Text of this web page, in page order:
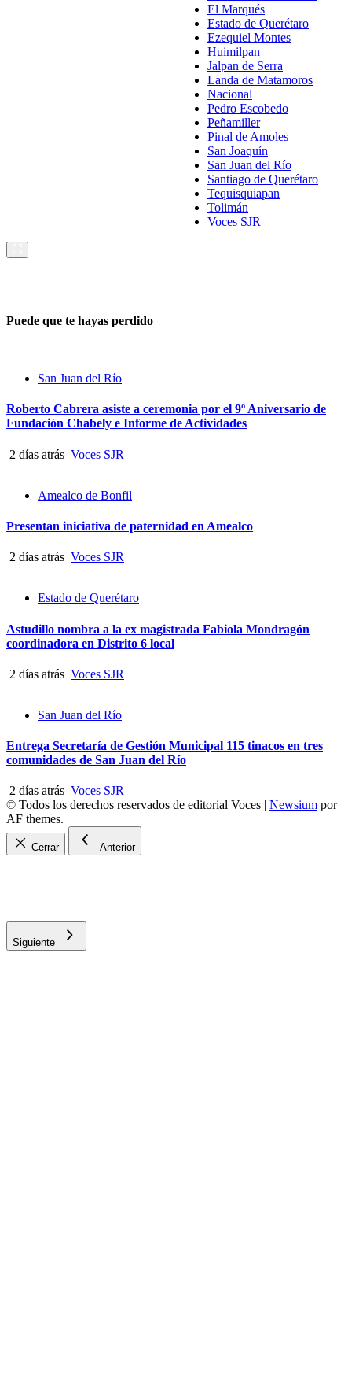
El Marqués
Estado de Querétaro
Ezequiel Montes
Huimilpan
Jalpan de Serra
Landa de Matamoros
Nacional
Pedro Escobedo
Peñamiller
Pinal de Amoles
San Joaquín
San Juan del Río
Santiago de Querétaro
Tequisquiapan
Tolimán
Voces SJR
Puede que te hayas perdido
San Juan del Río
Roberto Cabrera asiste a ceremonia por el 9º Aniversario de
Fundación Chabely e Informe de Actividades
2 días atrás Voces SJR
Amealco de Bonfil
Presentan iniciativa de paternidad en Amealco
2 días atrás Voces SJR
Estado de Querétaro
Astudillo nombra a la ex magistrada Fabiola Mondragón
coordinadora en Distrito 6 local
2 días atrás Voces SJR
San Juan del Río
Entrega Secretaría de Gestión Municipal 115 tinacos en tres
comunidades de San Juan del Río
2 días atrás Voces SJR
© Todos los derechos reservados de editorial Voces | Newsium por
AF themes.
Cerrar Anterior
Siguiente